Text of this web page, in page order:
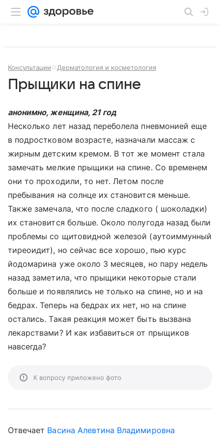
Консультации Дерматология и косметология
Прыщики на спине
анонимно, женщина, 21 год
Несколько лет назад переболела пневмонией еще
в подростковом возрасте, назначали массаж с
жирным детским кремом. В тот же момент стала
замечать мелкие прыщики на спине. Со временем
они то проходили, то нет. Летом после
пребывания на солнце их становится меньше.
Также замечала, что после сладкого ( шоколадки)
их становится больше. Около полугода назад были
проблемы со щитовидной железой (аутоиммунный
тиреоидит), но сейчас все хорошо, пью курс
йодомарина уже около 3 месяцев, но пару недель
назад заметила, что прыщики некоторые стали
больше и появлялись не только на спине, но и на
бедрах. Теперь на бедрах их нет, но на спине
остались. Такая реакция может быть вызвана
лекарствами? И как избавиться от прыщиков
навсегда?
К вопросу приложено фото
Отвечает Васина Алевтина Владимировна